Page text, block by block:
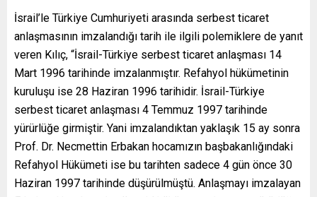
İsrail’le Türkiye Cumhuriyeti arasında serbest ticaret
anlaşmasının imzalandığı tarih ile ilgili polemiklere de yanıt
veren Kılıç, “İsrail-Türkiye serbest ticaret anlaşması 14
Mart 1996 tarihinde imzalanmıştır. Refahyol hükümetinin
kuruluşu ise 28 Haziran 1996 tarihidir. İsrail-Türkiye
serbest ticaret anlaşması 4 Temmuz 1997 tarihinde
yürürlüğe girmiştir. Yani imzalandıktan yaklaşık 15 ay sonra
Prof. Dr. Necmettin Erbakan hocamızın başbakanlığındaki
Refahyol Hükümeti ise bu tarihten sadece 4 gün önce 30
Haziran 1997 tarihinde düşürülmüştü. Anlaşmayı imzalayan